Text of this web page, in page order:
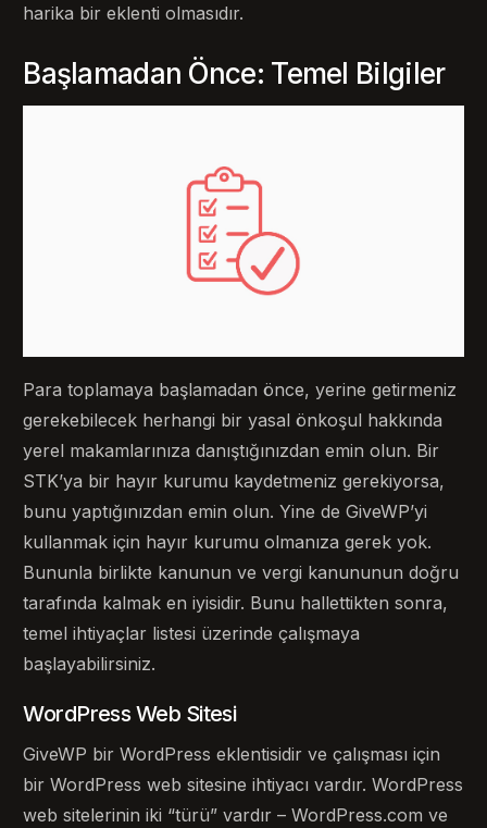
harika bir eklenti olmasıdır.
Başlamadan Önce: Temel Bilgiler
Para toplamaya başlamadan önce, yerine getirmeniz
gerekebilecek herhangi bir yasal önkoşul hakkında
yerel makamlarınıza danıştığınızdan emin olun. Bir
STK’ya bir hayır kurumu kaydetmeniz gerekiyorsa,
bunu yaptığınızdan emin olun. Yine de GiveWP’yi
kullanmak için hayır kurumu olmanıza gerek yok.
Bununla birlikte kanunun ve vergi kanununun doğru
tarafında kalmak en iyisidir. Bunu hallettikten sonra,
temel ihtiyaçlar listesi üzerinde çalışmaya
başlayabilirsiniz.
WordPress Web Sitesi
GiveWP bir WordPress eklentisidir ve çalışması için
bir WordPress web sitesine ihtiyacı vardır. WordPress
web sitelerinin iki “türü” vardır – WordPress.com ve